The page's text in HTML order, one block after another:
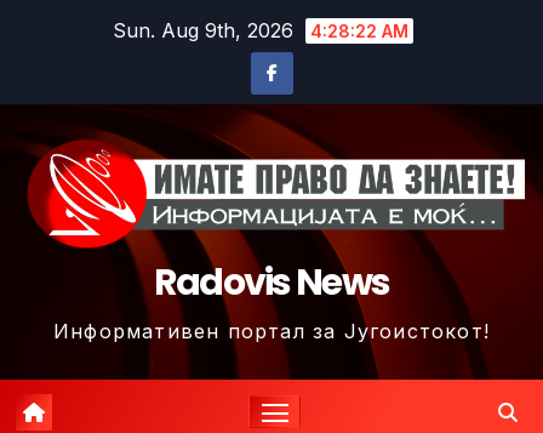
Sun. Aug 9th, 2026 4:28:25 AM
Radovis News
Информативен портал за Југоистокот!